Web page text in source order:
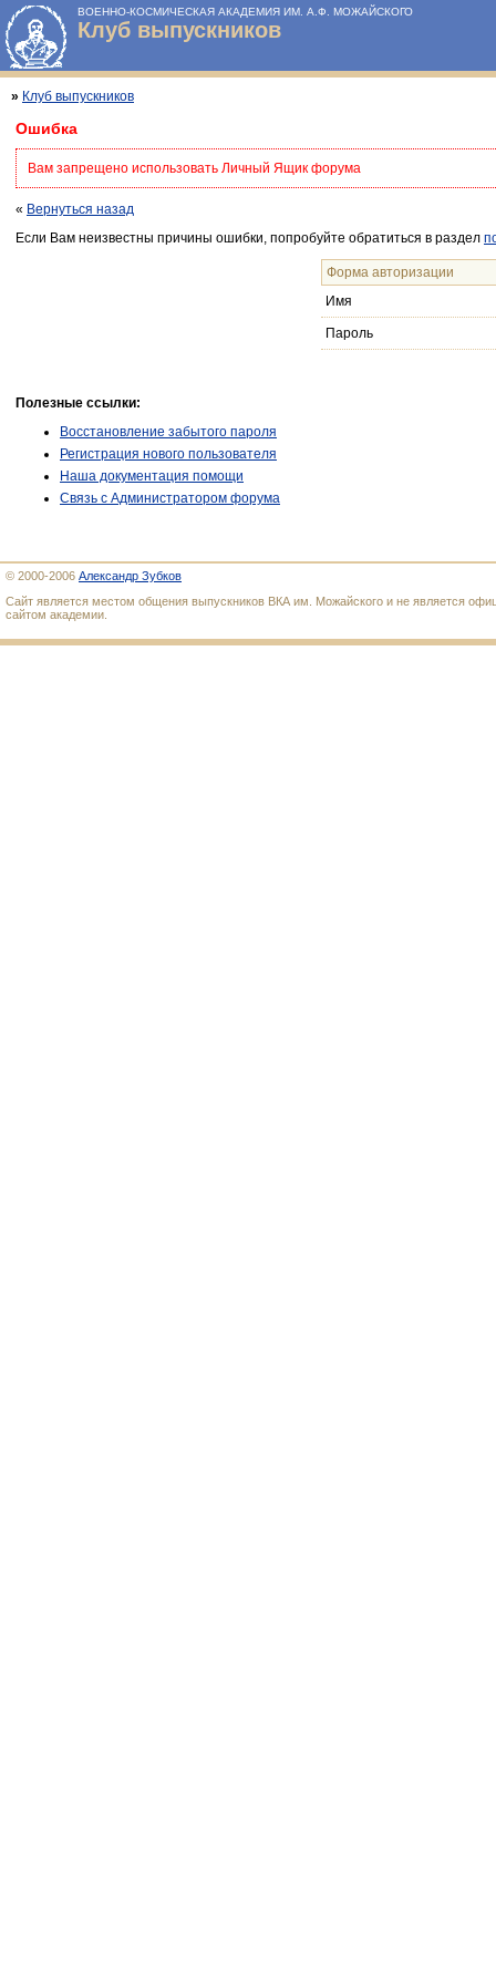
ВОЕННО-КОСМИЧЕСКАЯ АКАДЕМИЯ ИМ. А.Ф. МОЖАЙСКОГО
Клуб выпускников
» Клуб выпускников
Ошибка
Вам запрещено использовать Личный Ящик форума
« Вернуться назад
Если Вам неизвестны причины ошибки, попробуйте обратиться в раздел
Форма авторизации
Имя
Пароль
Полезные ссылки:
Восстановление забытого пароля
Регистрация нового пользователя
Наша документация помощи
Связь с Администратором форума
© 2000-2006 Александр Зубков
Сайт является местом общения выпускников ВКА им. Можайского и не является
сайтом академии.